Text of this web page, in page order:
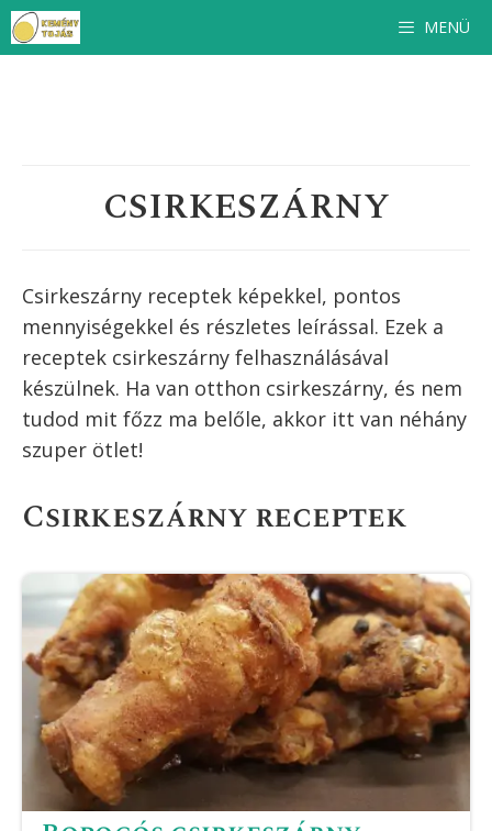
Kilépés
MENÜ
CSIRKESZÁRNY
Csirkeszárny receptek képekkel, pontos
mennyiségekkel és részletes leírással. Ezek a
receptek csirkeszárny felhasználásával
készülnek. Ha van otthon csirkeszárny, és nem
tudod mit főzz ma belőle, akkor itt van néhány
szuper ötlet!
Csirkeszárny receptek